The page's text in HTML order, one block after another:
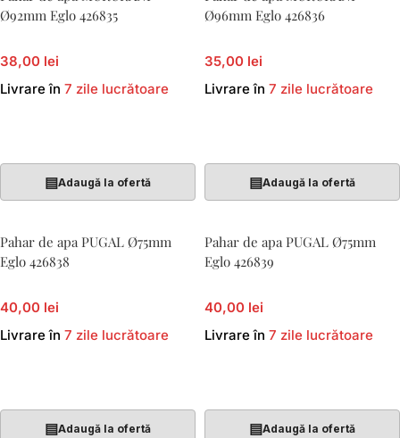
Ø92mm Eglo 426835
38,00 lei
Livrare în 7 zile lucrătoare
▤Adaugă la ofertă
Ø96mm Eglo 426836
35,00 lei
Livrare în 7 zile lucrătoare
▤Adaugă la ofertă
Pahar de apa PUGAL Ø75mm
Eglo 426838
40,00 lei
Livrare în 7 zile lucrătoare
▤Adaugă la ofertă
Pahar de apa PUGAL Ø75mm
Eglo 426839
40,00 lei
Livrare în 7 zile lucrătoare
▤Adaugă la ofertă